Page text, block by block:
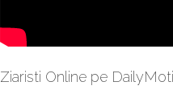
Ziaristi Online pe